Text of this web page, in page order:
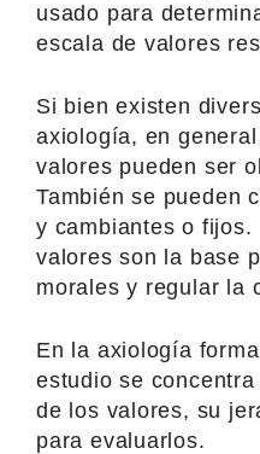
usado para
escala de valores
Si bien existen
axiología, en
valores pueden ser
También se pueden
y cambiantes o fijos.
valores son la base
morales y regular la
En la axiología
estudio se
de los valores, su
para evaluarlos.